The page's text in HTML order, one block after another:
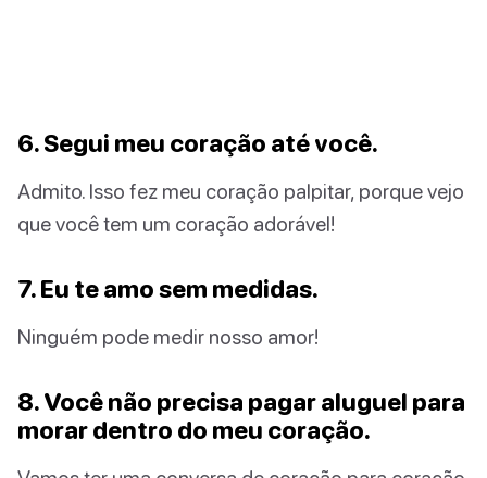
6. Segui meu coração até você.
Admito. Isso fez meu coração palpitar, porque vejo
que você tem um coração adorável!
7. Eu te amo sem medidas.
Ninguém pode medir nosso amor!
8. Você não precisa pagar aluguel para
morar dentro do meu coração.